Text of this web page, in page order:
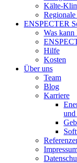
Kälte-
ENSPECTER
Was
Hilfe
Kosten
Über uns
Team
Blog
Karriere